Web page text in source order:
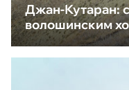
Джан-Кутаран:
волошинским